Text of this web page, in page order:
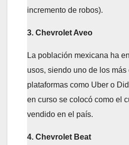
incremento de robos).
3. Chevrolet Aveo
La población mexicana ha
usos, siendo uno de los más
plataformas como Uber o
en curso se colocó como el
vendido en el país.
4. Chevrolet Beat